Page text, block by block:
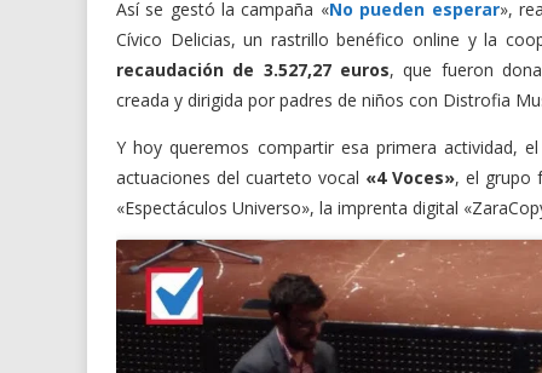
Así se gestó la campaña «No pueden esperar»,
Cívico Delicias, un rastrillo benéfico online y la
recaudación de 3.527,27 euros, que fueron
creada y dirigida por padres de niños con Distrofia
Y hoy queremos compartir esa primera actividad,
actuaciones del cuarteto vocal «4 Voces», el grupo
«Espectáculos Universo», la imprenta digital